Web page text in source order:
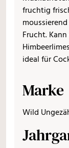
fruchtig
Frucht.
ideal für
Marke
Wild